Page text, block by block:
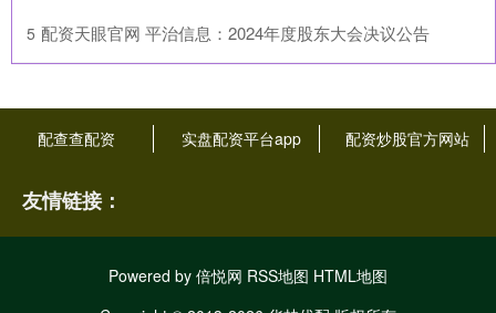
5 ​配资天眼官网 平治信息：2024年度股东大会决议公告
配查查配资 实盘配资平台app 配资炒股官方网站
友情链接：
Powered by 倍悦网 RSS地图 HTML地图